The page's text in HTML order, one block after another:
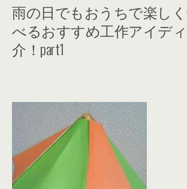
雨の日でもおうちで楽し
べるおすすめ工作アイデ
介！part1